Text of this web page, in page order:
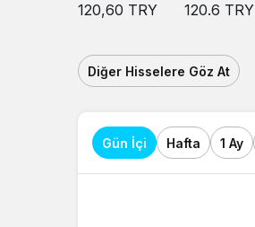
120,60 TRY
120.6 TRY
Diğer Hisselere Göz At
Gün İçi Hafta 1 Ay